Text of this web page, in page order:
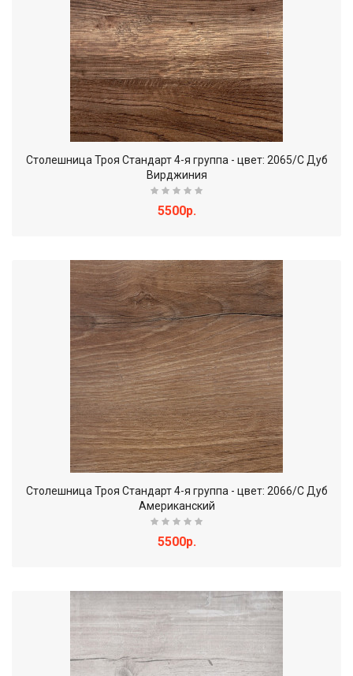
Столешница Троя Стандарт 4-я группа - цвет: 2065/С Дуб
Вирджиния
5500р.
Столешница Троя Стандарт 4-я группа - цвет: 2066/С Дуб
Американский
5500р.